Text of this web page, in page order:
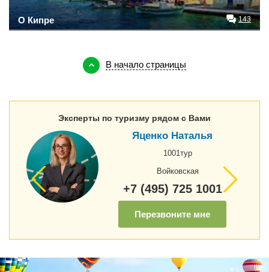
О Кипре 143
В начало страницы
Эксперты по туризму рядом с Вами
Яценко Наталья
1001тур
Войковская
+7 (495) 725 1001
Перезвоните мне